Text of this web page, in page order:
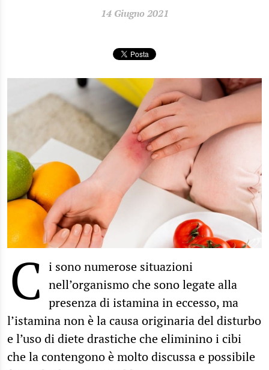
14 Giugno 2021
C i sono numerose situazioni
nell’organismo che sono legate alla
presenza di istamina in eccesso, ma
l’istamina non è la causa originaria del disturbo
e l’uso di diete drastiche che eliminino i cibi
che la contengono è molto discussa e possibile